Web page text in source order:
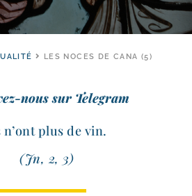
LES NOCES DE CANA (5)
nous sur Telegram
n’ont plus de vin.
(Jn, 2, 3)